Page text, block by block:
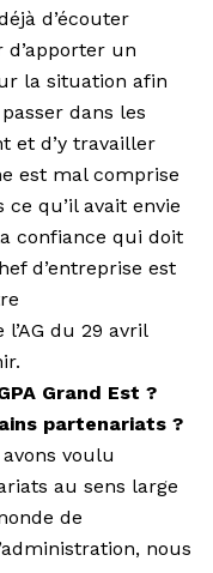
d’écouter
d’apporter un
la situation afin
dans les
et d’y travailler
est mal comprise
qu’il avait envie
confiance qui doit
d’entreprise est
du 29 avril
Grand Est ?
partenariats ?
voulu
au sens large
de
nous